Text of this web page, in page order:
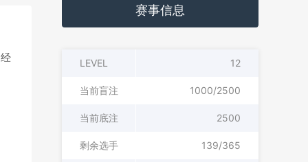
赛事信息
LEVEL 12
当前盲注 1000/2500
当前底注 2500
剩余选手 139/365